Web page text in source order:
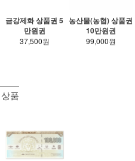
금강제화 상품권 5
만원권
37,500원
농산물(농협) 상품권
10만원권
99,000원
품